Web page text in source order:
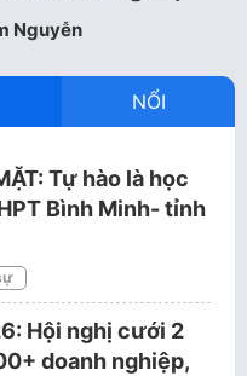
Nguyễn
NỔI
Tự hào là học
Bình Minh- tỉnh
Hội nghị cưới 2
doanh nghiệp,